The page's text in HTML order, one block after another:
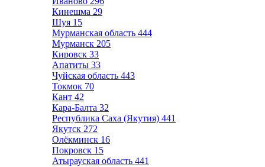
Кинешма 29
Шуя 15
Мурманская область 444
Мурманск 205
Кировск 33
Апатиты 33
Чуйская область 443
Токмок 70
Кант 42
Кара-Балта 32
Республика Саха (Якутия) 441
Якутск 272
Олёкминск 16
Покровск 15
Атырауская область 441